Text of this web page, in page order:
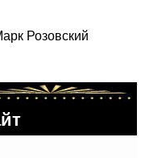
Розовский